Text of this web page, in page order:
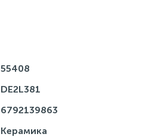
55408
DE2L381
6792139863
Керамика